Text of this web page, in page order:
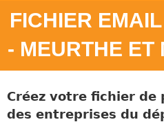
FICHIER
- MEURTHE ET
Créez votre fichier de
des entreprises du